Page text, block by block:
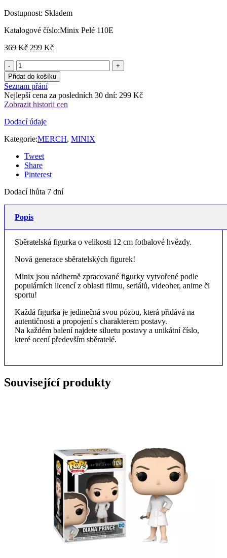
Dostupnost: Skladem
Katalogové číslo:Minix Pelé 110E
369Kč Původní
369 Kč.
299 KčAktuální
299 Kč.
Přidat do košíku
Seznam přání
Nejlepší cena za posledních 30 dní: 299 Kč
Zobrazit historii cen
Dodací údaje
Kategorie:MERCH, MINIX
Tweet
Share
Pinterest
Dodací lhůta 7 dní
Popis
Sběratelská figurka o velikosti 12 cm fotbalové hvězdy.
Nová generace sběratelských figurek!
Minix jsou nádherně zpracované figurky vytvořené podle
populárních licencí z oblasti filmu, seriálů, videoher, anime či
sportu!
Každá figurka je jedinečná svou pózou, která přidává na
autentičnosti a propojení s charakterem postavy.
Na každém balení najdete siluetu postavy a unikátní číslo,
které ocení především sběratelé.
Související produkty